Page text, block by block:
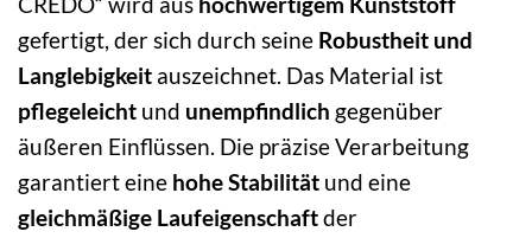
gefertigt, der sich durch seine Robustheit und
Langlebigkeit auszeichnet. Das Material ist
pflegeleicht und unempfindlich gegenüber
äußeren Einflüssen. Die präzise Verarbeitung
garantiert eine hohe Stabilität und eine
gleichmäßige Laufeigenschaftder